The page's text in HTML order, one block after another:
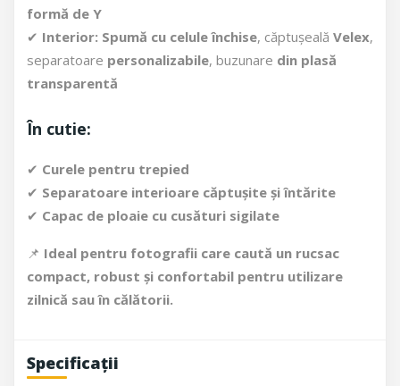
formă de Y
✔ Interior: Spumă cu celule închise, căptușeală Velex,
separatoare personalizabile, buzunare din plasă
transparentă
În cutie:
✔ Curele pentru trepied
✔ Separatoare interioare căptușite și întărite
✔ Capac de ploaie cu cusături sigilate
📌 Ideal pentru fotografii care caută un rucsac
compact, robust și confortabil pentru utilizare
zilnică sau în călătorii.
Specificații